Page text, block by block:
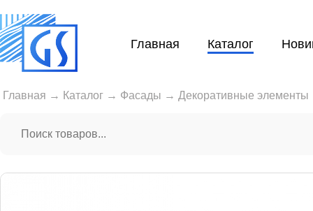
Главная Каталог
Главная → Каталог → Фасады → Декоративные элементы